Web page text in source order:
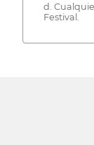
d.
Festival.